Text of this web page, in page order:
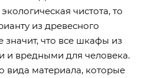
чистота, то
из древесного
значит, что все шкафы из
и вредными для человека.
вида материала, которые